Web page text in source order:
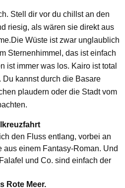
Stell dir vor du chillst an den
riesig, als wären sie direkt aus
Wüste ist zwar unglaublich
Sternenhimmel, das ist einfach
ist immer was los. Kairo ist total
kannst durch die Basare
plaudern oder die Stadt vom
den Fluss entlang, vorbei an
aus einem Fantasy-Roman. Und
und Co. sind einfach der
Rote Meer.